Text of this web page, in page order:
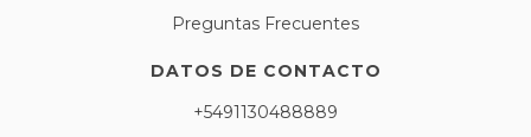
Preguntas Frecuentes
DATOS DE CONTACTO
+5491130488889